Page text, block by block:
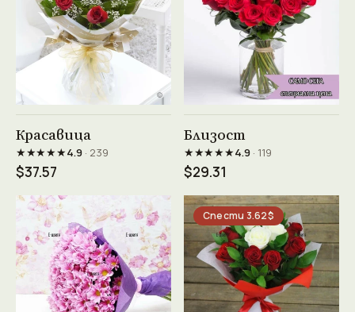
Красавица
★★★★★4.9· 239
$37.57
Близост
★★★★★4.9· 119
$29.31
Спести 3.62$